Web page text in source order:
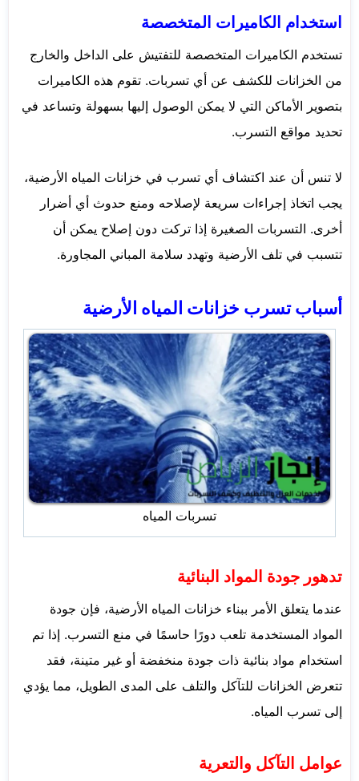
استخدام الكاميرات المتخصصة
تستخدم الكاميرات المتخصصة للتفتيش على الداخل والخارج
من الخزانات للكشف عن أي تسربات. تقوم هذه الكاميرات
بتصوير الأماكن التي لا يمكن الوصول إليها بسهولة وتساعد في
تحديد مواقع التسرب.
لا تنس أن عند اكتشاف أي تسرب في خزانات المياه الأرضية،
يجب اتخاذ إجراءات سريعة لإصلاحه ومنع حدوث أي أضرار
أخرى. التسربات الصغيرة إذا تركت دون إصلاح يمكن أن
تتسبب في تلف الأرضية وتهدد سلامة المباني المجاورة.
أسباب تسرب خزانات المياه الأرضية
تسربات المياه
تدهور جودة المواد البنائية
عندما يتعلق الأمر ببناء خزانات المياه الأرضية، فإن جودة
المواد المستخدمة تلعب دورًا حاسمًا في منع التسرب. إذا تم
استخدام مواد بنائية ذات جودة منخفضة أو غير متينة، فقد
تتعرض الخزانات للتآكل والتلف على المدى الطويل، مما يؤدي
إلى تسرب المياه.
عوامل التآكل والتعرية